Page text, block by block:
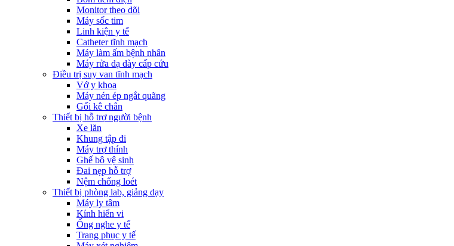
Monitor theo dõi
Máy sốc tim
Linh kiện y tế
Catheter tĩnh mạch
Máy làm ấm bệnh nhân
Máy rửa dạ dày cấp cứu
Điều trị suy van tĩnh mạch
Vớ y khoa
Máy nén ép ngắt quãng
Gối kê chân
Thiết bị hỗ trợ người bệnh
Xe lăn
Khung tập đi
Máy trợ thính
Ghế bô vệ sinh
Đai nẹp hỗ trợ
Nệm chống loét
Thiết bị phòng lab, giảng dạy
Máy ly tâm
Kính hiển vi
Ống nghe y tế
Trang phục y tế